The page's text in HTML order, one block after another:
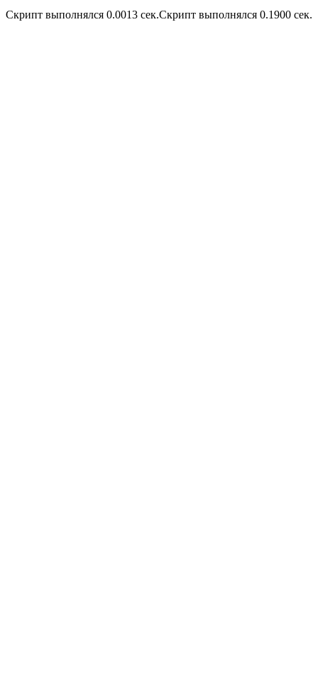
Скрипт выполнялся 0.0013 сек.Скрипт выполнялся 0.1900 сек.